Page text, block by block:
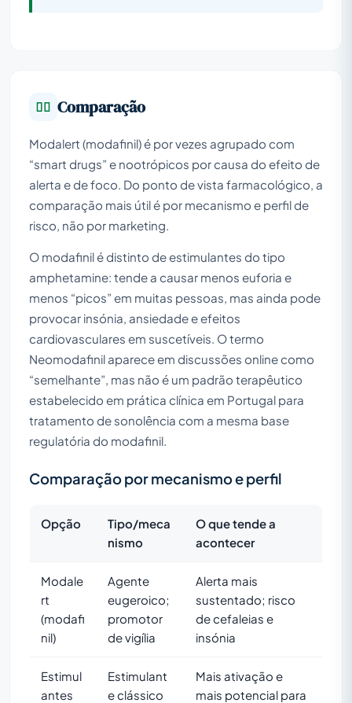
Comparação
Modalert (modafinil) é por vezes agrupado com
“smart drugs” e nootrópicos por causa do efeito de
alerta e de foco. Do ponto de vista farmacológico, a
comparação mais útil é por mecanismo e perfil de
risco, não por marketing.
O modafinil é distinto de estimulantes do tipo
amphetamine: tende a causar menos euforia e
menos “picos” em muitas pessoas, mas ainda pode
provocar insónia, ansiedade e efeitos
cardiovasculares em suscetíveis. O termo
Neomodafinil aparece em discussões online como
“semelhante”, mas não é um padrão terapêutico
estabelecido em prática clínica em Portugal para
tratamento de sonolência com a mesma base
regulatória do modafinil.
Comparação por mecanismo e perfil
Opção
Tipo/meca
nismo
O que tende a
acontecer
Modale
rt
(modafi
nil)
Agente
eugeroico;
promotor
de vigília
Alerta mais
sustentado; risco
de cefaleias e
insónia
Estimul
antes
Estimulant
e clássico
Mais ativação e
mais potencial para